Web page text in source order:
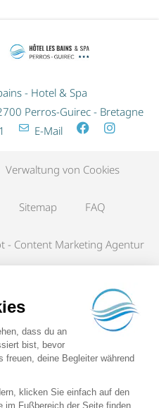
- Hotel & Spa
Perros-Guirec - Bretagne
E-Mail
Verwaltung von Cookies
Sitemap FAQ
- Content Marketing Agentur
Guirec
Best Western ® Hotel wird
Eigentümer betrieben.Best